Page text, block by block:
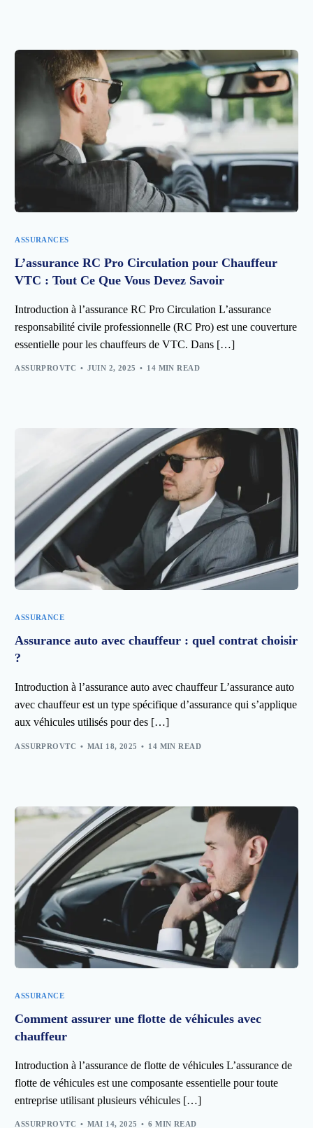
ASSURANCES
L’assurance RC Pro Circulation pour Chauffeur
VTC : Tout Ce Que Vous Devez Savoir
Introduction à l’assurance RC Pro Circulation L’assurance
responsabilité civile professionnelle (RC Pro) est une couverture
essentielle pour les chauffeurs de VTC. Dans […]
ASSURPROVTC JUIN 2, 2025 14 MIN READ
ASSURANCE
Assurance auto avec chauffeur : quel contrat choisir
?
Introduction à l’assurance auto avec chauffeur L’assurance auto
avec chauffeur est un type spécifique d’assurance qui s’applique
aux véhicules utilisés pour des […]
ASSURPROVTC MAI 18, 2025 14 MIN READ
ASSURANCE
Comment assurer une flotte de véhicules avec
chauffeur
Introduction à l’assurance de flotte de véhicules L’assurance de
flotte de véhicules est une composante essentielle pour toute
entreprise utilisant plusieurs véhicules […]
ASSURPROVTC MAI 14, 2025 6 MIN READ